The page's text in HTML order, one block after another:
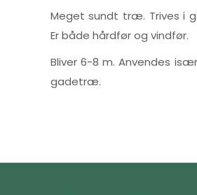
Meget sundt træ. Trives i
Er både hårdfør og vindfør.
Bliver 6-8 m. Anvendes
gadetræ.